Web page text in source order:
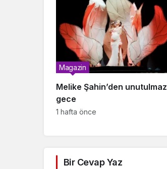
Melike Şahin’den unutulmaz
gece
Magazin
1 hafta önce
Bir Cevap Yaz